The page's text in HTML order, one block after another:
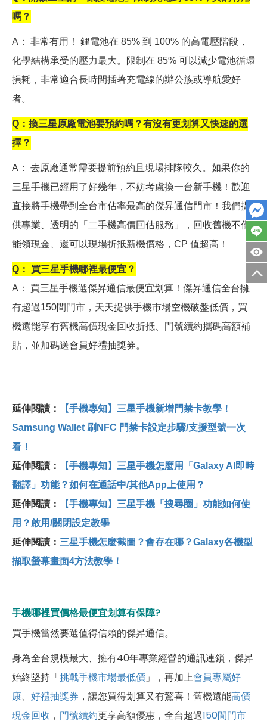
嗎？
A ： 非常有用！ 鋰電池在 85% 到 100% 的高電壓階段，
化學結構承受的壓力最大。限制在 85% 可以減少電池循環
損耗，非常適合長時間插著充電線的辦公族或導航愛好
者。
Q ：換三星原廠電池要預約嗎？有沒有更划算又快速的選
擇？
A ： 去原廠通常需要提前預約且現場排隊較久。如果你的
三星手機已經用了好幾年，不妨考慮換一台新手機！歡迎
直接將手機帶到全台市佔率最高的傑昇通信門市！我們提
供專業、透明的「二手機高價回估服務」，回收舊機不僅
能領現金、還可以現場折抵新機價格，CP 值超高！
Q ： 買三星手機哪裡最便宜？
A ： 買三星手機選傑昇通信最便宜划算！傑昇通信全台擁
有超過150間門市，天天提供手機市場空機破盤低價，買
機還能享有舊機高價現金回收折抵、門號續約攜碼高額補
貼，並加碼送會員好禮抽獎券。
延伸閱讀：
【手機專知】三星手機新增門禁卡教學！
Samsung Wallet 刷NFC 門禁卡設定步驟/支援型號一次
看！
延伸閱讀：
【手機專知】三星手機怎麼用「Galaxy AI即時
翻譯」功能？如何在通話中/其他App上使用？
延伸閱讀：
【手機專知】三星手機「搜尋圈」功能如何使
用？啟用/關閉設定教學
延伸閱讀： 三星手機怎麼截圖？會存在哪？Galaxy各機型
擷取螢幕畫面4方法教學！
手機哪裡買價格最便宜划算有保障?
買手機當然要選值得信賴的傑昇通信。
身為全台規模最大、擁有40年專業經營的通訊連鎖，傑昇
始終堅持「挑戰手機市場最低價 」，再加上會員專屬好
康、 好禮抽獎券 ，讓您買得划算又有驚喜！舊機還能高價
現金回收 ， 門號續約更享高額優惠，全台超過150間門市